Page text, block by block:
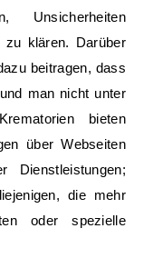
Unsicherheiten
zu klären. Darüber
beitragen, dass
man nicht unter
bieten
über Webseiten
Dienstleistungen;
die mehr
oder spezielle